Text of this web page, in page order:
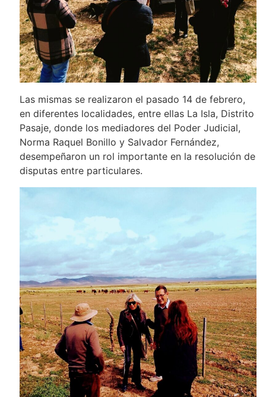
Las mismas se realizaron el pasado 14 de febrero,
en diferentes localidades, entre ellas La Isla, Distrito
Pasaje, donde los mediadores del Poder Judicial,
Norma Raquel Bonillo y Salvador Fernández,
desempeñaron un rol importante en la resolución de
disputas entre particulares.